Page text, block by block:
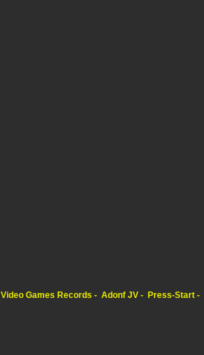
Video Games Records Adonf JV Press-Start